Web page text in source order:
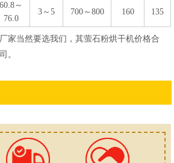
60.8～
76.0
3～5 700～800 160 135
家当然要选我们，其萤石粉烘干机价格合
。